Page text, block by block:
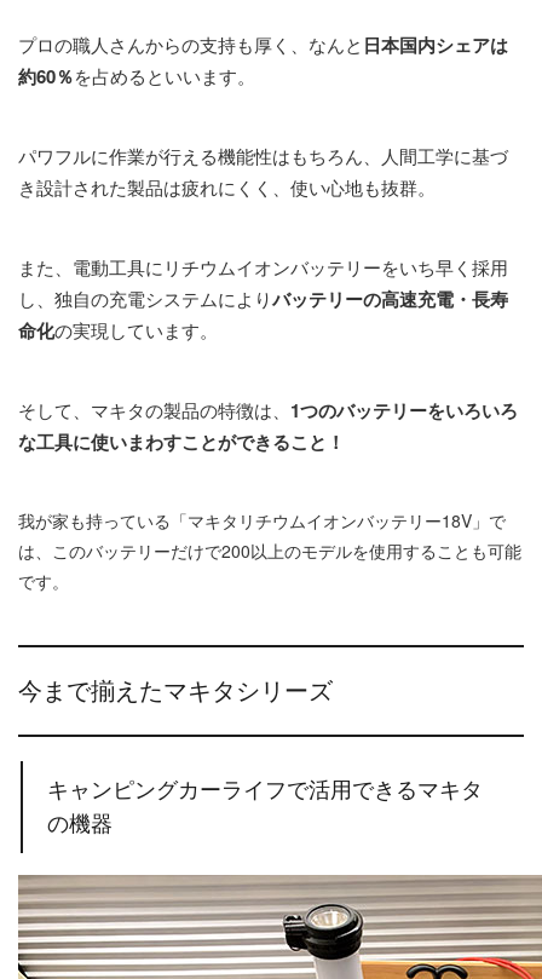
プロの職人さんからの支持も厚く、なんと 日本国内シェアは
約60％を占めるといいます。
パワフルに作業が行える機能性はもちろん、人間工学に基づ
き設計された製品は疲れにくく、使い心地も抜群。
また、電動工具にリチウムイオンバッテリーをいち早く採用
し、独自の充電システムによりバッテリーの高速充電・長寿
命化の実現しています。
そして、マキタの製品の特徴は、 1つのバッテリーをいろいろ
な工具に使いまわすことができること！
我が家も持っている「マキタリチウムイオンバッテリー18V」で
は、このバッテリーだけで200以上のモデルを使用することも可能
です。
今まで揃えたマキタシリーズ
キャンピングカーライフで活用できるマキタ
の機器